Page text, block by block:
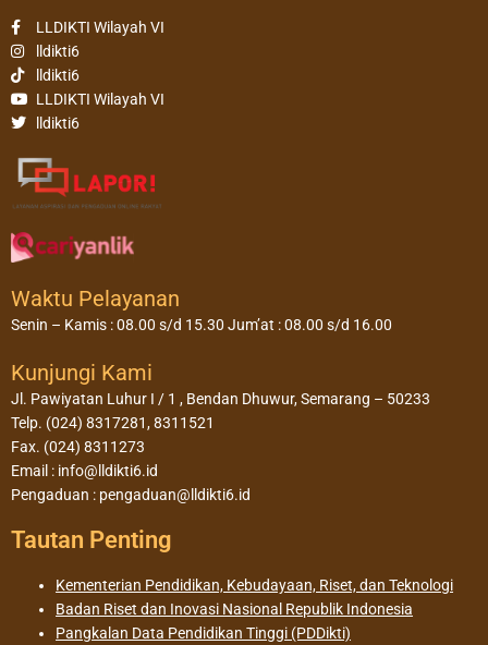
LLDIKTI Wilayah VI
lldikti6
lldikti6
LLDIKTI Wilayah VI
lldikti6
Waktu Pelayanan
Senin – Kamis : 08.00 s/d 15.30 Jum’at : 08.00 s/d 16.00
Kunjungi Kami
Jl. Pawiyatan Luhur I / 1 , Bendan Dhuwur, Semarang – 50233
Telp. (024) 8317281, 8311521
Fax. (024) 8311273
Email : info@lldikti6.id
Pengaduan : pengaduan@lldikti6.id
Tautan Penting
Kementerian Pendidikan, Kebudayaan, Riset, dan Teknologi
Badan Riset dan Inovasi Nasional Republik Indonesia
Pangkalan Data Pendidikan Tinggi (PDDikti)